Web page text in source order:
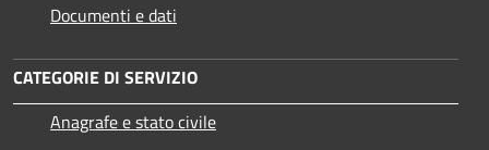
Documenti e dati
CATEGORIE DI SERVIZIO
Anagrafe e stato civile